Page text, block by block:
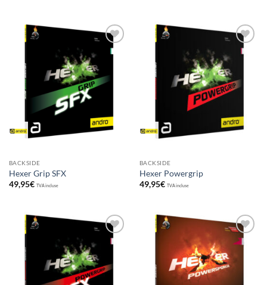
souhaits
BACKSIDE
Hexer Grip SFX
49,95€ TVA incluse
souhaits
BACKSIDE
Hexer Powergrip
49,95€ TVA incluse
souhaits
Ajouter
souhaits